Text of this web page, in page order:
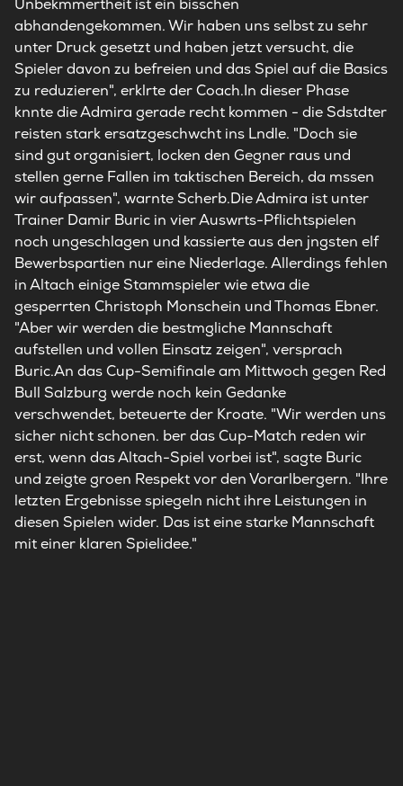
Unbekmmertheit ist ein bisschen
abhandengekommen. Wir haben uns selbst zu sehr
unter Druck gesetzt und haben jetzt versucht, die
Spieler davon zu befreien und das Spiel auf die Basics
zu reduzieren", erklrte der Coach.In dieser Phase
knnte die Admira gerade recht kommen - die Sdstdter
reisten stark ersatzgeschwcht ins Lndle. "Doch sie
sind gut organisiert, locken den Gegner raus und
stellen gerne Fallen im taktischen Bereich, da mssen
wir aufpassen", warnte Scherb.Die Admira ist unter
Trainer Damir Buric in vier Auswrts-Pflichtspielen
noch ungeschlagen und kassierte aus den jngsten elf
Bewerbspartien nur eine Niederlage. Allerdings fehlen
in Altach einige Stammspieler wie etwa die
gesperrten Christoph Monschein und Thomas Ebner.
"Aber wir werden die bestmgliche Mannschaft
aufstellen und vollen Einsatz zeigen", versprach
Buric.An das Cup-Semifinale am Mittwoch gegen Red
Bull Salzburg werde noch kein Gedanke
verschwendet, beteuerte der Kroate. "Wir werden uns
sicher nicht schonen. ber das Cup-Match reden wir
erst, wenn das Altach-Spiel vorbei ist", sagte Buric
und zeigte groen Respekt vor den Vorarlbergern. "Ihre
letzten Ergebnisse spiegeln nicht ihre Leistungen in
diesen Spielen wider. Das ist eine starke Mannschaft
mit einer klaren Spielidee."